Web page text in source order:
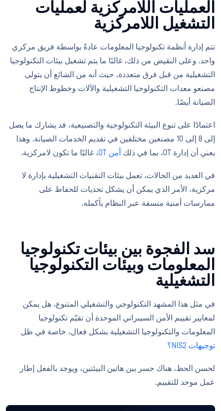
العمليات اللامركزية لعمليات
التشغيل اللامركزية
تتم إدارة أنظمة تكنولوجيا المعلومات عادةً بواسطة فريق مركزي
واحد. وعلى النقيض من ذلك، غالبًا ما يتم تشغيل بيئات التكنولوجيا
التشغيلية من قبل فرق متعددة، حيث أنه من الشائع أن يتولى
مصنعو معدات التكنولوجيا التشغيلية والآلات وخطوط الإنتاج
الصيانة أيضًا.
اعتمادًا على تنوع البيئة التكنولوجية والتصنيعية، قد يشارك ما يصل
إلى 8 إلى 10 مصنعين مختلفين في تقديم الخدمات الصيانة. وهذا
يعني أن إدارة OT، بما في ذلك
أمن OT ، غالبًا ما تكون لامركزية.
في العديد من الحالات، تعمل بيئات التقنيات التشغيلية بإدارة لا
مركزية، الأمر الذي يمكن أن يشكل تحديات للحفاظ على
ممارسات أمنية متسقة عبر النظام بأكمله.
سد الفجوة بين بيئات تكنولوجيا
المعلومات وبيئات التكنولوجيا
التشغيلية
في مثل هذا المشهد التكنولوجي والتشغيلي المتنوع، هل يمكن
لمعايير تقييم الأمن السيبراني الموحدة أن تقيّم تكنولوجيا
المعلومات والتكنولوجيا التشغيلية بشكل فعال، خاصة في ظل
توجيهات NIS2؟
لحسن الحظ، هناك جسر بين هاتين البيئتين، ويوجد بالفعل إطار
عمل موحد للتقييم.